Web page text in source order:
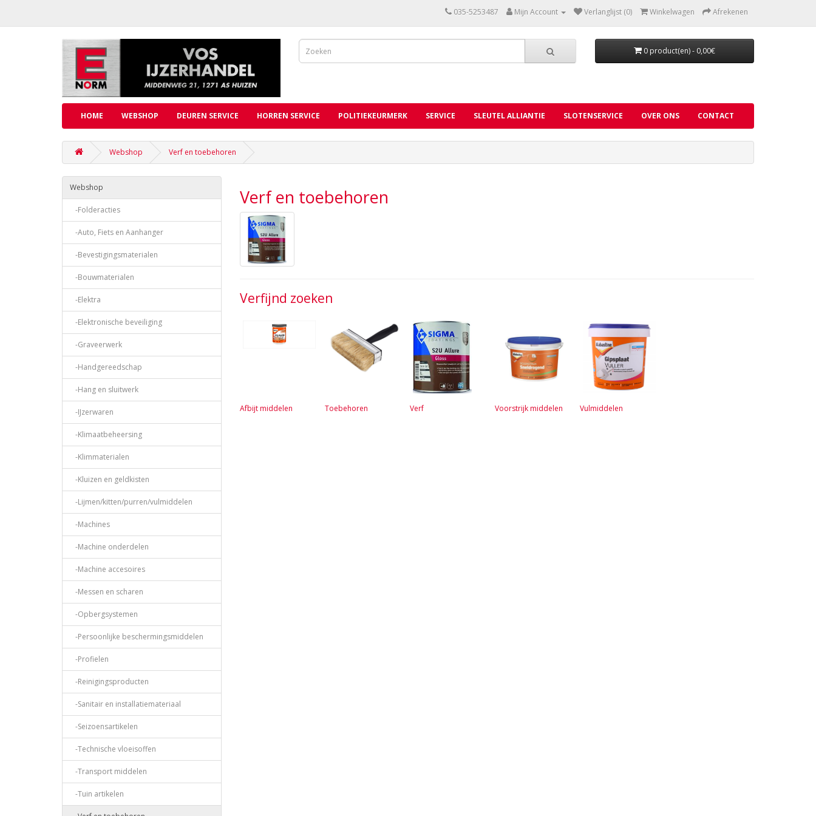
035-5253487 Mijn Account Verlanglijst (0) Winkelwagen Afrekenen
0 product(en) - 0,00€
HOME WEBSHOP DEUREN SERVICE HORREN SERVICE POLITIEKEURMERK SERVICE SLEUTEL ALLIANTIE SLOTENSERVICE OVER ONS CONTACT
Webshop Verf en toebehoren
Webshop
-Folderacties
-Auto, Fiets en Aanhanger
-Bevestigingsmaterialen
-Bouwmaterialen
-Elektra
-Elektronische beveiliging
-Graveerwerk
-Handgereedschap
-Hang en sluitwerk
-IJzerwaren
-Klimaatbeheersing
-Klimmaterialen
-Kluizen en geldkisten
-Lijmen/kitten/purren/vulmiddelen
-Machines
-Machine onderdelen
-Machine accesoires
-Messen en scharen
-Opbergsystemen
-Persoonlijke beschermingsmiddelen
-Profielen
-Reinigingsproducten
-Sanitair en installatiemateriaal
-Seizoensartikelen
-Technische vloeisoffen
-Transport middelen
-Tuin artikelen
Verf en toebehoren
Verfijnd zoeken
Afbijt middelen Toebehoren Verf Voorstrijk middelen Vulmiddelen